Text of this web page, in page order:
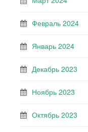
Февраль 2024
Январь 2024
Декабрь 2023
Ноябрь 2023
Октябрь 2023